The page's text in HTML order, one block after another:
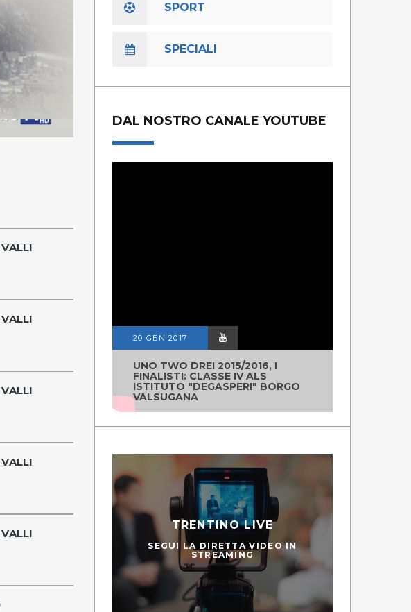
SPORT
SPECIALI
DAL NOSTRO CANALE YOUTUBE
20 GEN 2017
UNO TWO DREI 2015/2016, I
FINALISTI: CLASSE IV ALS
ISTITUTO "DEGASPERI" BORGO
VALSUGANA
TRENTINO LIVE
SEGUI LA DIRETTA VIDEO IN
STREAMING